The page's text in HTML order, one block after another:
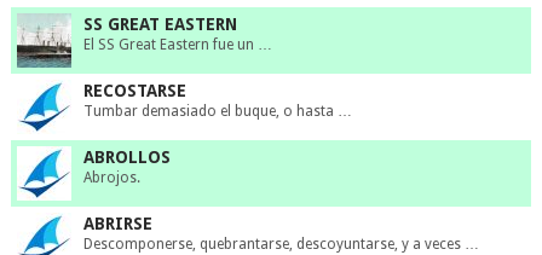
SS GREAT EASTERN
El SS Great Eastern fue un …
RECOSTARSE
Tumbar demasiado el buque, o hasta …
ABROLLOS
Abrojos.
ABRIRSE
Descomponerse, quebrantarse, descoyuntarse, y a veces …